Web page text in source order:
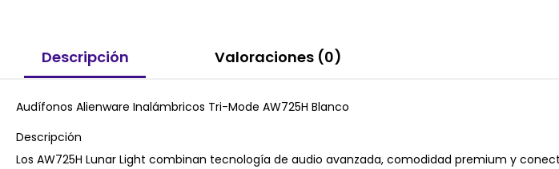
Descripción Valoraciones (0)
Audífonos Alienware Inalámbricos Tri-Mode AW725H Blanco
Descripción
Los AW725H Lunar Light combinan tecnología de audio avanzada, comodidad premium y